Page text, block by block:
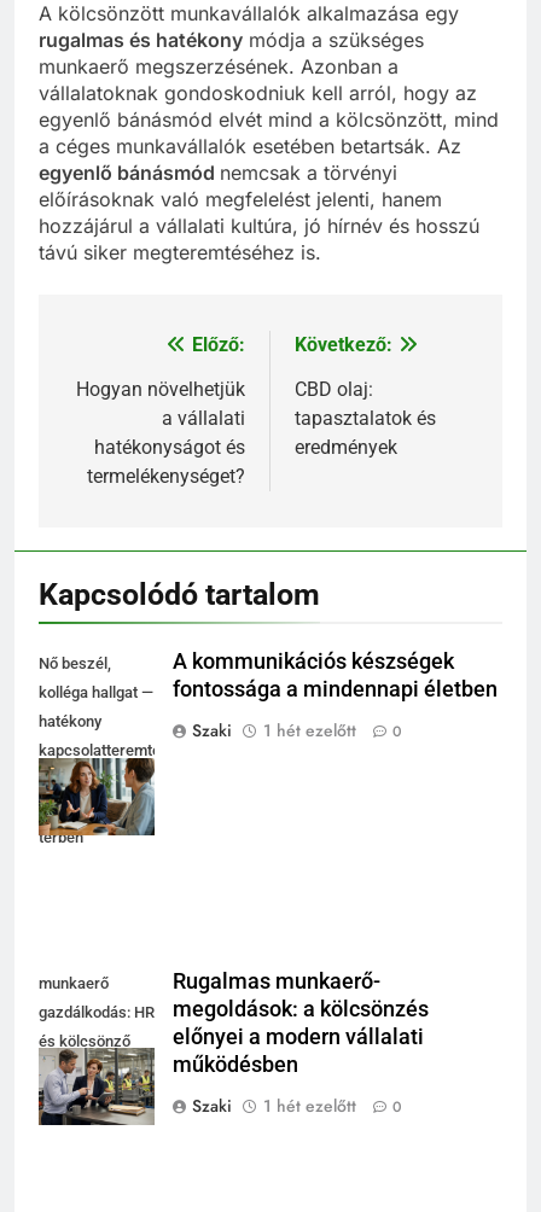
A kölcsönzött munkavállalók alkalmazása egy
rugalmas és hatékony módja a szükséges
munkaerő megszerzésének. Azonban a
vállalatoknak gondoskodniuk kell arról, hogy az
egyenlő bánásmód elvét mind a kölcsönzött, mind
a céges munkavállalók esetében betartsák. Az
egyenlő bánásmód nemcsak a törvényi
előírásoknak való megfelelést jelenti, hanem
hozzájárul a vállalati kultúra, jó hírnév és hosszú
távú siker megteremtéséhez is.
Bejegyzés
navigáció
Előző:
Hogyan növelhetjük
a vállalati
hatékonyságot és
termelékenységet?
Következő:
CBD olaj:
tapasztalatok és
eredmények
Kapcsolódó tartalom
Nő beszél,
kolléga hallgat —
hatékony
kapcsolatteremtés
fényes
coworking
térben
A kommunikációs készségek
fontossága a mindennapi életben
Szaki
1 hét ezelőtt 0
munkaerő
gazdálkodás: HR
és kölcsönző
egyeztet modern
műhely mellett
Rugalmas munkaerő-
megoldások: a kölcsönzés
előnyei a modern vállalati
működésben
Szaki
1 hét ezelőtt 0